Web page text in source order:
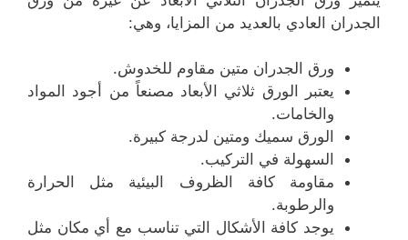
الجدران العادي بالعديد من المزايا، وهي:
ورق الجدران متين مقاوم للخدوش.
يعتبر الورق ثلاثي الأبعاد مصنعاً من أجود المواد
والخامات.
الورق سميك ومتين لدرجة كبيرة.
السهولة في التركيب.
مقاومة كافة الظروف البيئية مثل الحرارة
والرطوبة.
يوجد كافة الأشكال التي تناسب مع أي مكان مثل